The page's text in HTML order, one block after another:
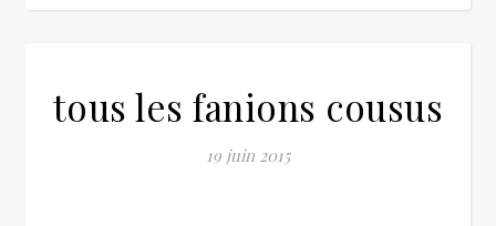
tous les fanions cousus
19 juin 2015